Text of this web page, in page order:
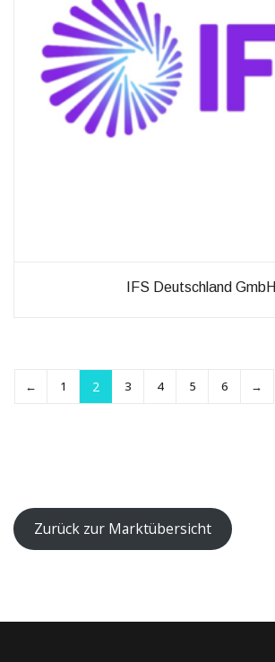
IFS Deutschland GmbH
← 1 2 3 4 5 6 →
Zurück zur Marktübersicht